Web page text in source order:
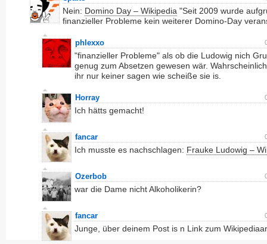
Nein: Domino Day – Wikipedia "Seit 2009 wurde
finanzieller Probleme kein weiterer Domino-Day
phlexxo
"finanzieller Probleme" als ob die Ludowig nich
genug zum Absetzen gewesen wär.
ihr nur keiner sagen wie scheiße sie is.
Horray
Ich hätts gemacht!
fancar
Ich musste es nachschlagen: Frauke Ludowig –
Ozerbob
war die Dame nicht Alkoholikerin?
fancar
Junge, über deinem Post is n Link zum